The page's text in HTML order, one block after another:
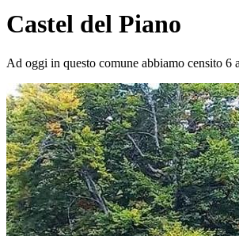
Castel del Piano
Ad oggi in questo comune abbiamo censito 6